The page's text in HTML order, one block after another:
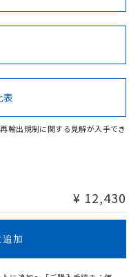
Cd Cr(VI)
があります。
No No
認証/適合状況ページへ
ージからご検索ください
表
輸出規制に関する見解が入手でき
¥ 12,430
追加